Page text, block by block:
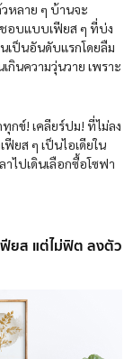
หลาย ๆ บ้านจะ
อบแบบเฟียส ๆ ที่บ่ง
เป็นอันดับแรกโดยลืม
กินความวุ่นวาย เพราะ
กข์! เคลียร์ปม! ที่ไม่ลง
ยส ๆ เป็นไอเดียใน
าไปเดินเลือกซื้อโซฟา
ฟียส แต่ไม่ฟิต ลงตัว